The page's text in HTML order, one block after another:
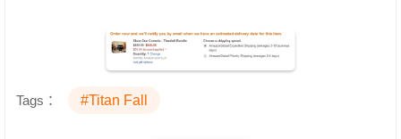
Tags： #Titan Fall